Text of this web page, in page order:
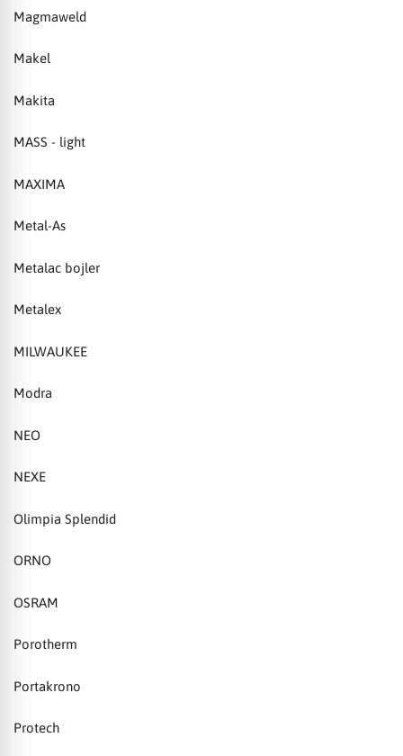
Magmaweld
Makel
Makita
MASS - light
MAXIMA
Metal-As
Metalac bojler
Metalex
MILWAUKEE
Modra
NEO
NEXE
Olimpia Splendid
ORNO
OSRAM
Porotherm
Portakrono
Protech